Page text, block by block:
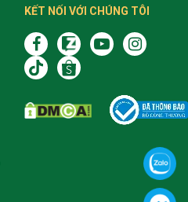
KẾT NỐI VỚI CHÚNG TÔI